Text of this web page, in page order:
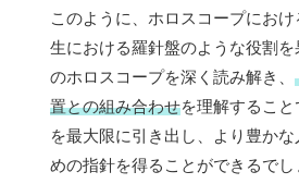
このように、ホロスコープにお
生における羅針盤のような役割
のホロスコープを深く読み解き、
置との組み合わせを理解するこ
を最大限に引き出し、より豊か
めの指針を得ることができるで